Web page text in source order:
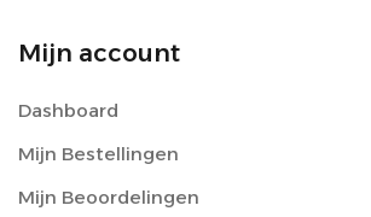
Mijn account
Dashboard
Mijn Bestellingen
Mijn Beoordelingen